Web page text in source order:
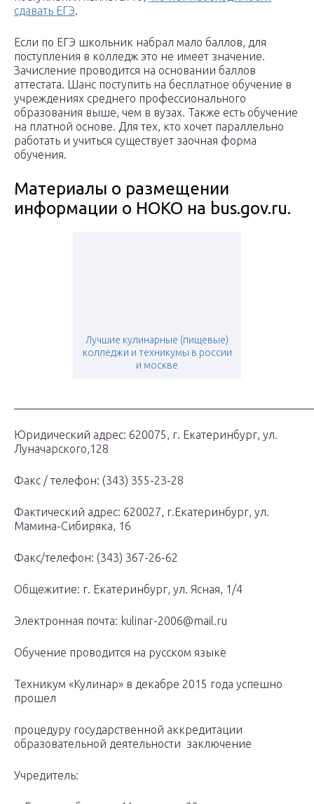
сдавать ЕГЭ.
Если по ЕГЭ школьник набрал мало баллов, для
поступления в колледж это не имеет значение.
Зачисление проводится на основании баллов
аттестата. Шанс поступить на бесплатное обучение в
учреждениях среднего профессионального
образования выше, чем в вузах. Также есть обучение
на платной основе. Для тех, кто хочет параллельно
работать и учиться существует заочная форма
обучения.
Материалы о размещении
информации о НОКО на bus.gov.ru.
Лучшие кулинарные (пищевые)
колледжи и техникумы в россии
и москве
Юридический адрес: 620075, г. Екатеринбург, ул.
Луначарского,128
Факс / телефон: (343) 355-23-28
Фактический адрес: 620027, г.Екатеринбург, ул.
Мамина-Сибиряка, 16
Факс/телефон: (343) 367-26-62
Общежитие: г. Екатеринбург, ул. Ясная, 1/4
Электронная почта: kulinar-2006@mail.ru
Обучение проводится на русском языке
Техникум «Кулинар» в декабре 2015 года успешно
прошел
процедуру государственной аккредитации
образовательной деятельности заключение
Учредитель: